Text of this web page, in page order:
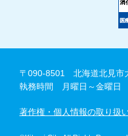
〒090-8501 北海道北見市
執務時間 月曜日～金曜日
著作権・個人情報の取り扱